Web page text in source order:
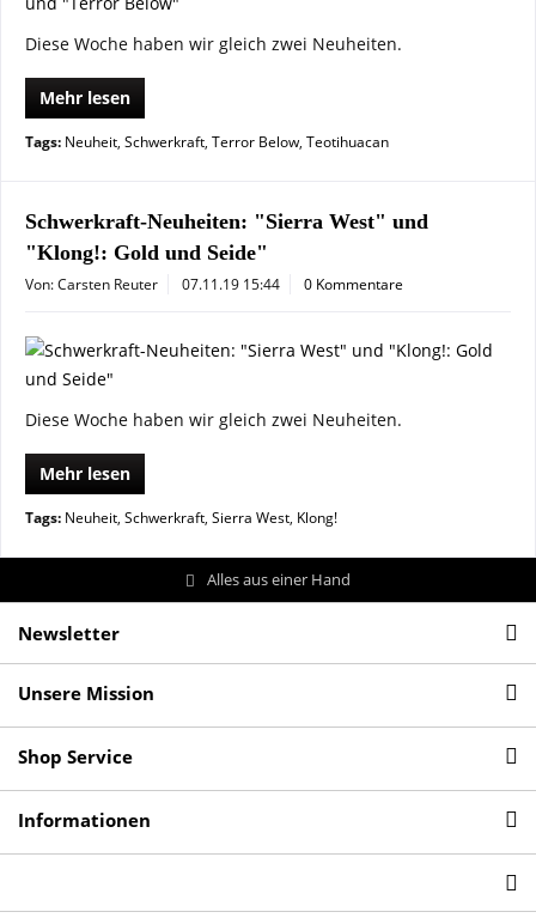
Diese Woche haben wir gleich zwei Neuheiten.
Mehr lesen
Tags: Neuheit, Schwerkraft, Terror Below, Teotihuacan
Schwerkraft-Neuheiten: "Sierra West" und
"Klong!: Gold und Seide"
Von: Carsten Reuter 07.11.19 15:44 0 Kommentare
Diese Woche haben wir gleich zwei Neuheiten.
Mehr lesen
Tags: Neuheit, Schwerkraft, Sierra West, Klong!
Alles aus einer Hand
Newsletter
Unsere Mission
Shop Service
Informationen